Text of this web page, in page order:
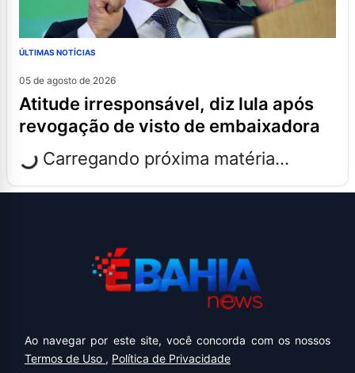
ÚLTIMAS NOTÍCIAS
05 de agosto de 2026
atitude irresponsável, diz lula após
revogação de visto de embaixadora
Carregando próxima matéria...
Ao navegar por este site, você concorda com os nossos
Termos de Uso , Política de Privacidade